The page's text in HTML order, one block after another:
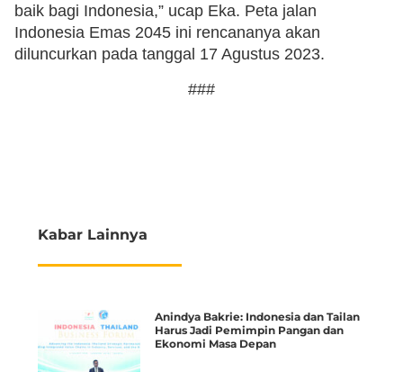
baik bagi Indonesia,” ucap Eka. Peta jalan
Indonesia Emas 2045 ini rencananya akan
diluncurkan pada tanggal 17 Agustus 2023.
###
Kabar Lainnya
Anindya Bakrie: Indonesia dan Tailan
Harus Jadi Pemimpin Pangan dan
Ekonomi Masa Depan